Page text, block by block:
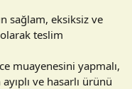
sağlam, eksiksiz ve
teslim
muayenesini yapmalı,
ve hasarlı ürünü